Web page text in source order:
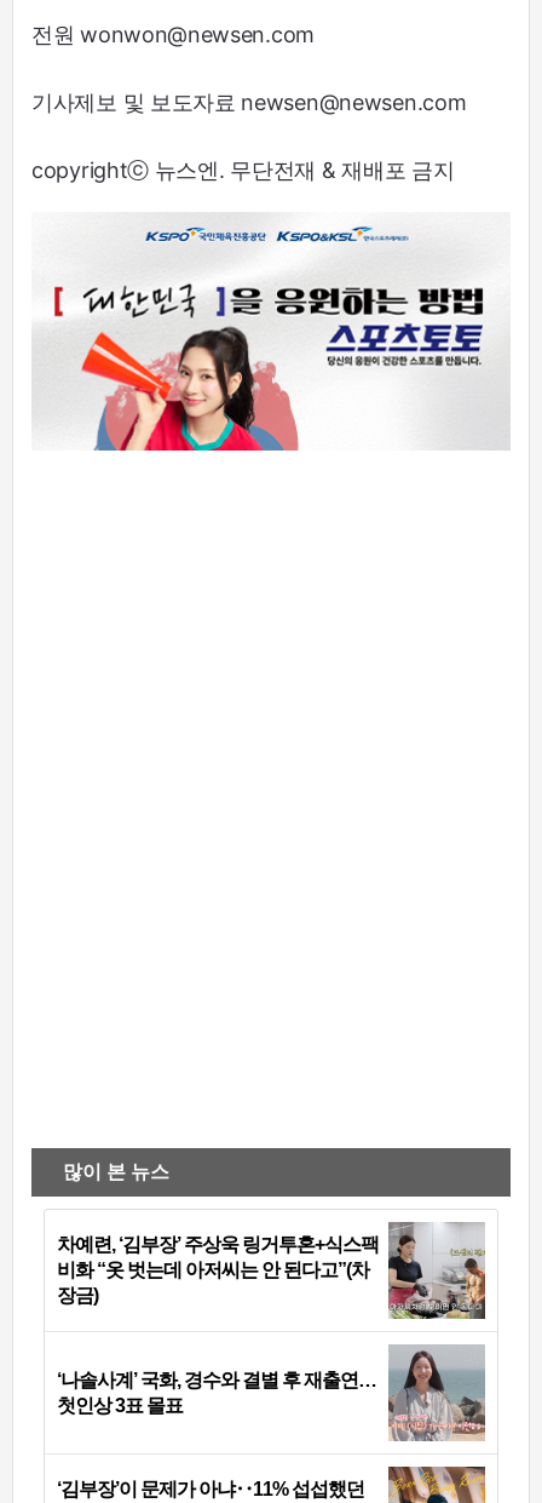
전원 wonwon@newsen.com
기사제보 및 보도자료 newsen@newsen.com
copyrightⓒ 뉴스엔. 무단전재 & 재배포 금지
많이 본 뉴스
차예련, ‘김부장’ 주상욱 링거투혼+식스팩
비화 “옷 벗는데 아저씨는 안 된다고”(차
장금)
‘나솔사계’ 국화, 경수와 결별 후 재출연…
첫인상 3표 몰표
‘김부장’이 문제가 아냐‥11% 섭섭했던